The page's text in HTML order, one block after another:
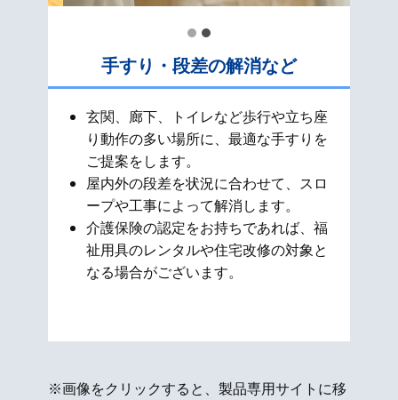
手すり・段差の解消など
玄関、廊下、トイレなど歩行や立ち座
り動作の多い場所に、最適な手すりを
ご提案をします。
屋内外の段差を状況に合わせて、スロ
ープや工事によって解消します。
介護保険の認定をお持ちであれば、福
祉用具のレンタルや住宅改修の対象と
なる場合がございます。
※画像をクリックすると、製品専用サイトに移